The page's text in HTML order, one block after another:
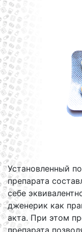
Установленный
препарата
себе
дженерик как
акта. При этом
препарата